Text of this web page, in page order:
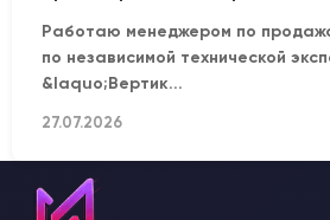
Работаю менеджером по
по независимой технической
&laquo;Вертик...
27.07.2026